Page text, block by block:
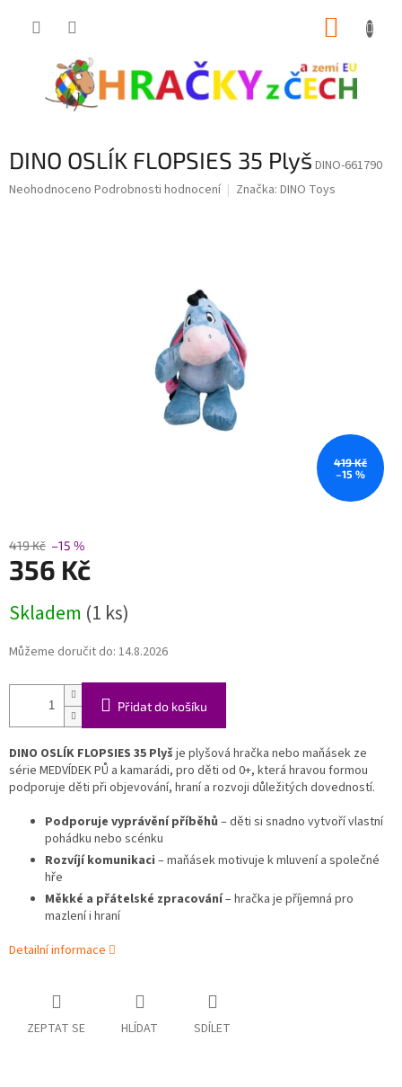
DINO OSLÍK FLOPSIES 35 Plyš DINO-661790
Průměrné
Neohodnoceno Podrobnosti hodnocení Značka: DINO Toys
419 Kč
–15 %
419 Kč –15 %
356 Kč
cena:
Skladem (1 ks)
Můžeme doručit do: 14.8.2026
Přidat do košíku
DINO OSLÍK FLOPSIES 35 Plyš je plyšová hračka nebo maňásek ze
série MEDVÍDEK PŮ a kamarádi, pro děti od 0+, která hravou formou
podporuje děti při objevování, hraní a rozvoji důležitých dovedností.
Podporuje vyprávění příběhů – děti si snadno vytvoří vlastní
pohádku nebo scénku
Rozvíjí komunikaci – maňásek motivuje k mluvení a společné
hře
Měkké a přátelské zpracování– hračka je příjemná pro
mazlení i hraní
Detailní informace
ZEPTAT SE HLÍDAT SDÍLET